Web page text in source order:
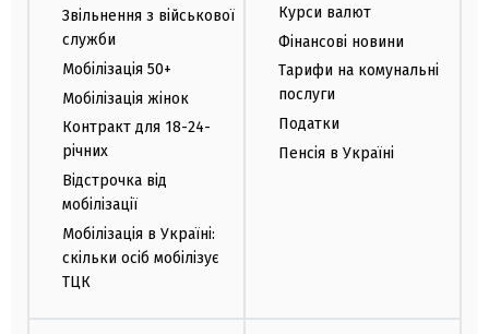
Звільнення з військової
служби
Мобілізація 50+
Мобілізація жінок
Контракт для 18-24-
річних
Відстрочка від
мобілізації
Мобілізація в Україні:
скільки осіб мобілізує
ТЦК
Курси валют
Фінансові новини
Тарифи на комунальні
послуги
Податки
Пенсія в Україні